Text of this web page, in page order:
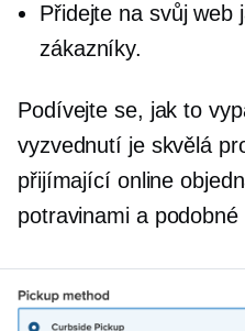
Přidejte na svůj web
zákazníky.
Podívejte se, jak to
vyzvednutí je skvělá
přijímající online
potravinami a podobné